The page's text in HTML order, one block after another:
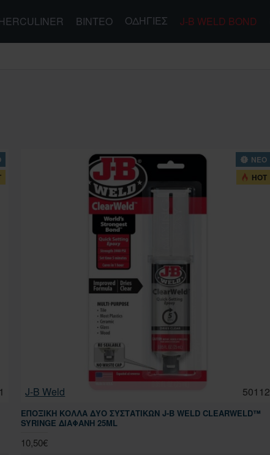
ΒΊΝΤΕΟ ΟΔΗΓΊΕΣ J-B WELD BOND
ΝΕΟ
HOT
J-B Weld 50112
ΕΠΟΞΙΚΉ ΚΌΛΛΑ ΔΎΟ ΣΥΣΤΑΤΙΚΏΝ J-B WELD CLEARWELD™
SYRINGE ΔΙΆΦΑΝΗ 25ML
10,50€